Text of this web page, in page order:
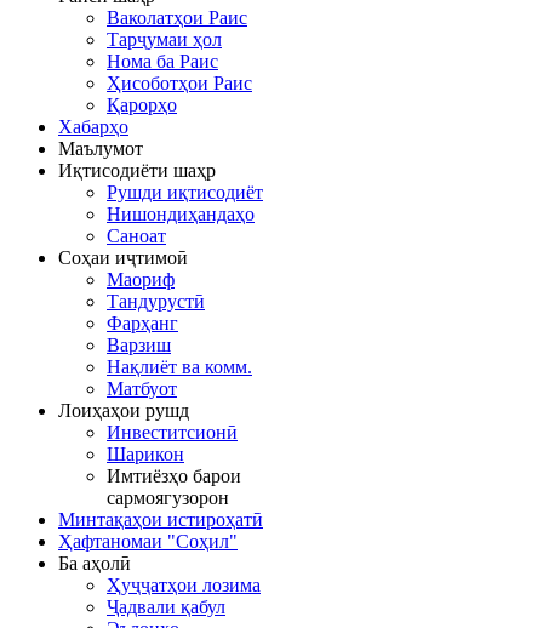
Ваколатҳои Раис
Тарҷумаи ҳол
Нома ба Раис
Ҳисоботҳои Раис
Қарорҳо
Хабарҳо
Маълумот
Иқтисодиёти шаҳр
Рушди иқтисодиёт
Нишондиҳандаҳо
Саноат
Соҳаи иҷтимоӣ
Маориф
Тандурустӣ
Фарҳанг
Варзиш
Нақлиёт ва комм.
Матбуот
Лоиҳаҳои рушд
Инвеститсионӣ
Шарикон
Имтиёзҳо барои
сармоягузорон
Минтақаҳои истироҳатӣ
Ҳафтаномаи "Соҳил"
Ба аҳолӣ
Ҳуҷҷатҳои лозима
Ҷадвали қабул